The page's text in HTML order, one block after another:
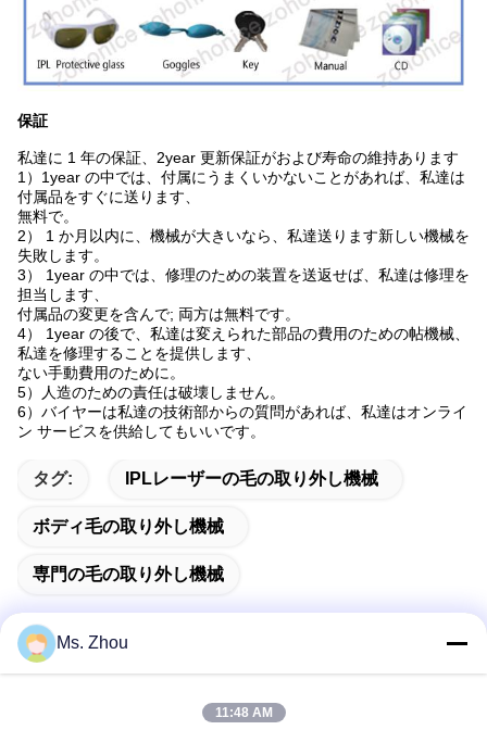
保証
私達に 1 年の保証、2year 更新保証がおよび寿命の維持あります
1）1year の中では、付属にうまくいかないことがあれば、私達は
付属品をすぐに送ります、
無料で。
2） 1 か月以内に、機械が大きいなら、私達送ります新しい機械を
失敗します。
3） 1year の中では、修理のための装置を送返せば、私達は修理を
担当します、
付属品の変更を含んで; 両方は無料です。
4） 1year の後で、私達は変えられた部品の費用のための帖機械、
私達を修理することを提供します、
ない手動費用のために。
5）人造のための責任は破壊しません。
6）バイヤーは私達の技術部からの質問があれば、私達はオンライ
ン サービスを供給してもいいです。
タグ: IPLレーザーの毛の取り外し機械
ボディ毛の取り外し機械
専門の毛の取り外し機械
Ms. Zhou
11:48 AM